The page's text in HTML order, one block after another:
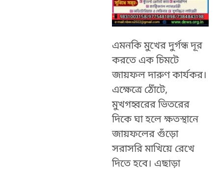
এমনকি মুখের দুর্গন্ধ দূর
করতে এক চিমটে
জায়ফল দারুণ কার্যকর।
এক্ষেত্রে ঠোঁটে,
মুখগহ্বরের ভিতরের
দিকে ঘা হলে ক্ষতস্থানে
জায়ফলের গুঁড়ো
সরাসরি মাখিয়ে রেখে
দিতে হবে। এছাড়া